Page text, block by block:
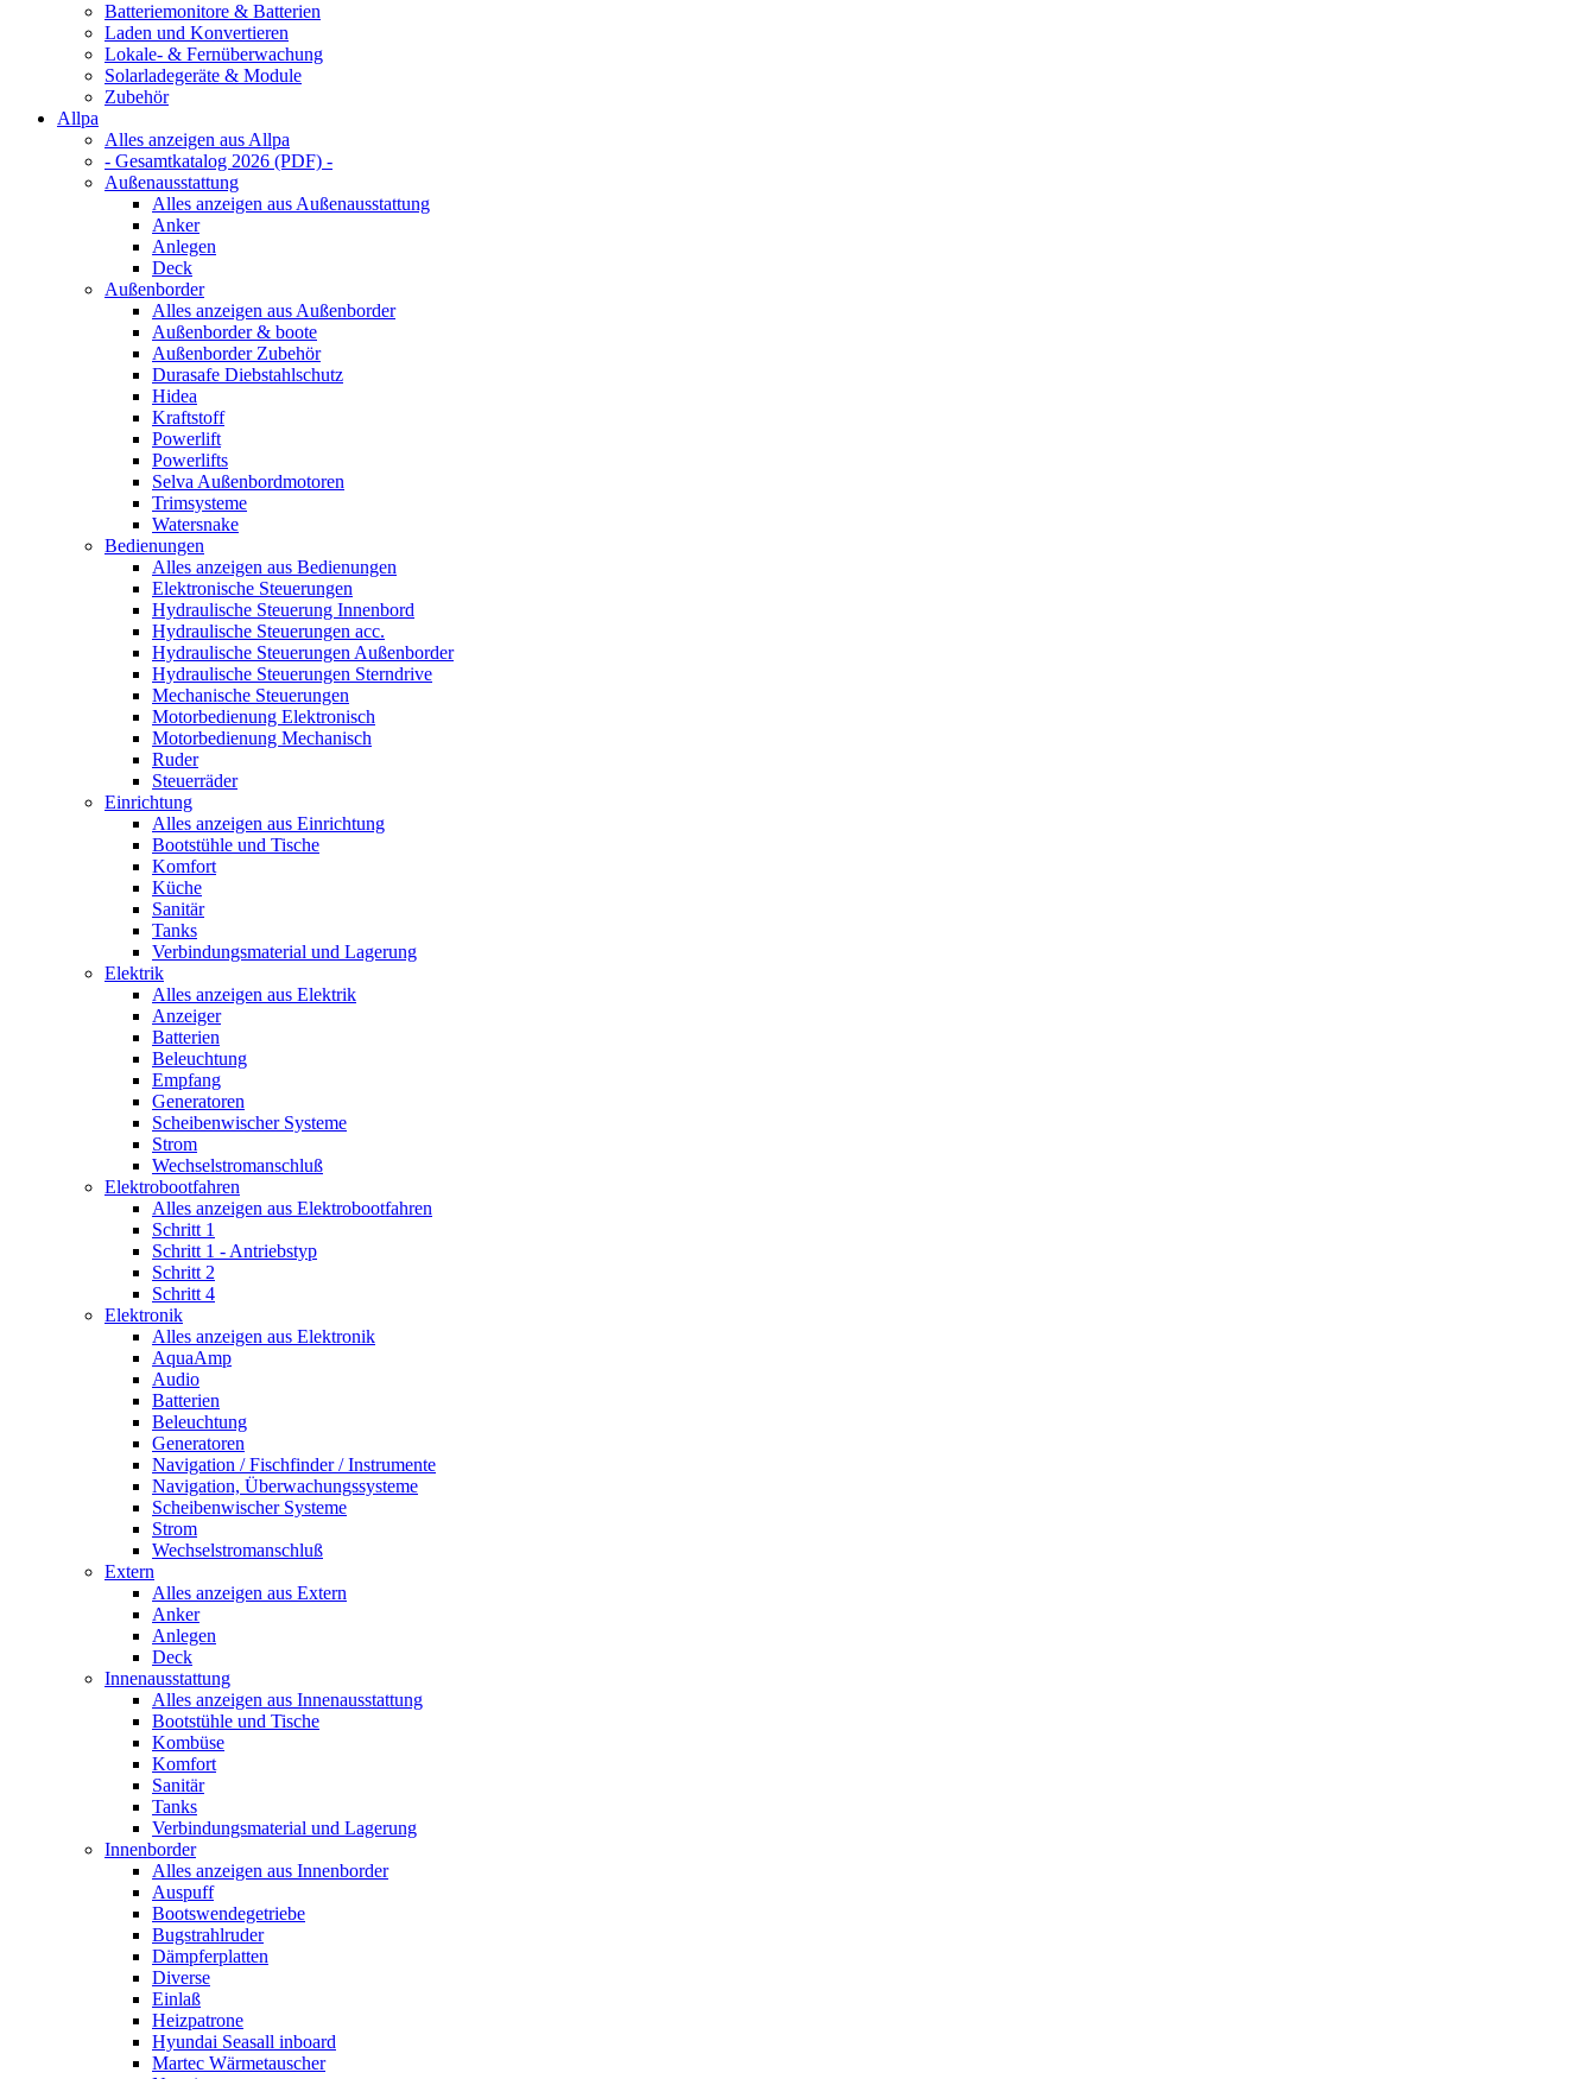
Batteriemonitore & Batterien
Laden und Konvertieren
Lokale- & Fernüberwachung
Solarladegeräte & Module
Zubehör
Allpa
Alles anzeigen aus Allpa
- Gesamtkatalog 2026 (PDF) -
Außenausstattung
Alles anzeigen aus Außenausstattung
Anker
Anlegen
Deck
Außenborder
Alles anzeigen aus Außenborder
Außenborder & boote
Außenborder Zubehör
Durasafe Diebstahlschutz
Hidea
Kraftstoff
Powerlift
Powerlifts
Selva Außenbordmotoren
Trimsysteme
Watersnake
Bedienungen
Alles anzeigen aus Bedienungen
Elektronische Steuerungen
Hydraulische Steuerung Innenbord
Hydraulische Steuerungen acc.
Hydraulische Steuerungen Außenborder
Hydraulische Steuerungen Sterndrive
Mechanische Steuerungen
Motorbedienung Elektronisch
Motorbedienung Mechanisch
Ruder
Steuerräder
Einrichtung
Alles anzeigen aus Einrichtung
Bootstühle und Tische
Komfort
Küche
Sanitär
Tanks
Verbindungsmaterial und Lagerung
Elektrik
Alles anzeigen aus Elektrik
Anzeiger
Batterien
Beleuchtung
Empfang
Generatoren
Scheibenwischer Systeme
Strom
Wechselstromanschluß
Elektrobootfahren
Alles anzeigen aus Elektrobootfahren
Schritt 1
Schritt 1 - Antriebstyp
Schritt 2
Schritt 4
Elektronik
Alles anzeigen aus Elektronik
AquaAmp
Audio
Batterien
Beleuchtung
Generatoren
Navigation / Fischfinder / Instrumente
Navigation, Überwachungssysteme
Scheibenwischer Systeme
Strom
Wechselstromanschluß
Extern
Alles anzeigen aus Extern
Anker
Anlegen
Deck
Innenausstattung
Alles anzeigen aus Innenausstattung
Bootstühle und Tische
Kombüse
Komfort
Sanitär
Tanks
Verbindungsmaterial und Lagerung
Innenborder
Alles anzeigen aus Innenborder
Auspuff
Bootswendegetriebe
Bugstrahlruder
Dämpferplatten
Diverse
Einlaß
Heizpatrone
Hyundai Seasall inboard
Martec Wärmetauscher